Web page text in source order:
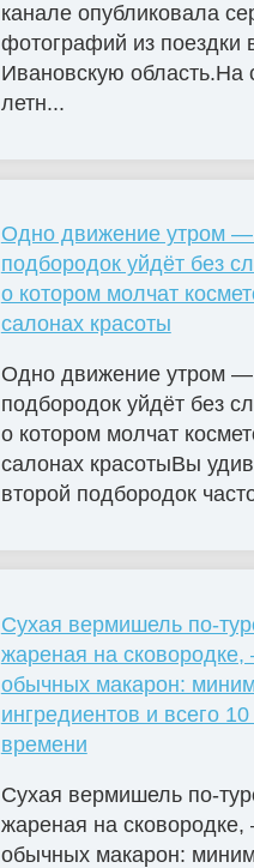
канале опубликовала
фотографий из поездки
Ивановскую область.На
летн...
Одно движение утром
подбородок уйдёт без
о котором молчат
салонах красоты
Одно движение утром
подбородок уйдёт без
о котором молчат
салонах красотыВы
второй подбородок
Сухая вермишель по-
жареная на
обычных макарон:
ингредиентов и всего
времени
Сухая вермишель по-
жареная на
обычных макарон: